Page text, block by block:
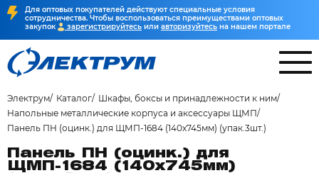
Для оптовых покупателей действуют специальные условия
сотрудничества. Чтобы воспользоваться преимуществами оптовых
закупок
зарегистрируйтесь или авторизуйтесь на нашем портале
Электрум Каталог
Шкафы, боксы и принадлежности к ним
Напольные металлические корпуса и аксессуары ЩМП
Панель ПН (оцинк.) для ЩМП-1684 (140х745мм) (упак.3шт.)
Панель ПН (оцинк.) для
ЩМП-1684 (140х745мм)